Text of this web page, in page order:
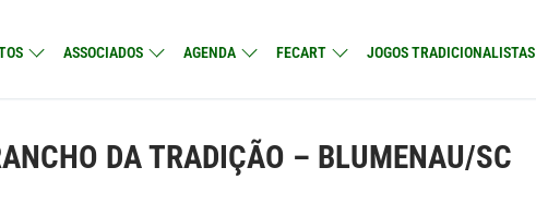
ASSOCIADOS AGENDA FECART JOGOS TRADICIONALISTAS
DA TRADIÇÃO – BLUMENAU/SC